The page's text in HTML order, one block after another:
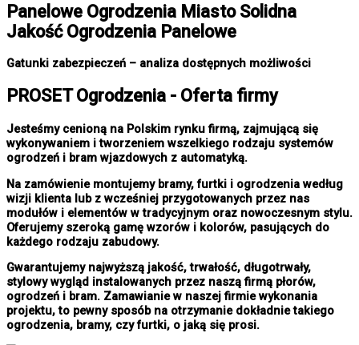
Panelowe Ogrodzenia MiastoSolidna
Jakość Ogrodzenia Panelowe
Gatunki zabezpieczeń – analiza dostępnych możliwości
PROSET Ogrodzenia - Oferta firmy
Jesteśmy cenioną na Polskim rynku firmą, zajmującą się
wykonywaniem i tworzeniem wszelkiego rodzaju systemów
ogrodzeń i bram wjazdowych z automatyką.
Na zamówienie montujemy bramy, furtki i ogrodzenia według
wizji klienta lub z wcześniej przygotowanych przez nas
modułów i elementów w tradycyjnym oraz nowoczesnym stylu.
Oferujemy szeroką gamę wzorów i kolorów, pasujących do
każdego rodzaju zabudowy.
Gwarantujemy najwyższą jakość, trwałość, długotrwały,
stylowy wygląd instalowanych przez naszą firmą płorów,
ogrodzeń i bram. Zamawianie w naszej firmie wykonania
projektu, to pewny sposób na otrzymanie dokładnie takiego
ogrodzenia, bramy, czy furtki, o jaką się prosi.